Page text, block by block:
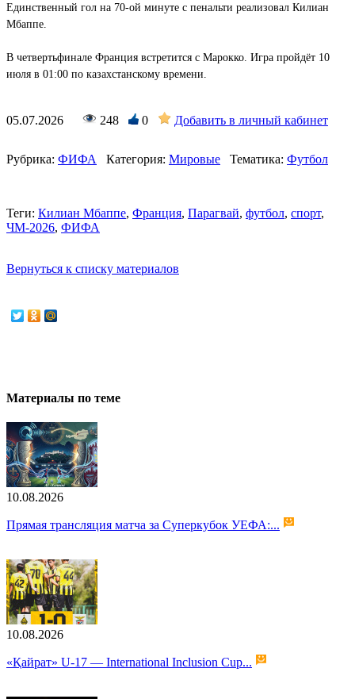
Единственный гол на 70-ой минуте с пенальти реализовал Килиан
Мбаппе.
В четвертьфинале Франция встретится с Марокко. Игра пройдёт 10
июля в 01:00 по казахстанскому времени.
05.07.2026 248 0 Добавить в личный кабинет
Рубрика: ФИФА Категория: Мировые Тематика: Футбол
Теги: Килиан Мбаппе, Франция, Парагвай, футбол, спорт,
ЧМ-2026, ФИФА
Вернуться к списку материалов
Материалы по теме
10.08.2026
Прямая трансляция матча за Суперкубок УЕФА:...
10.08.2026
«Қайрат» U-17 — International Inclusion Cup...